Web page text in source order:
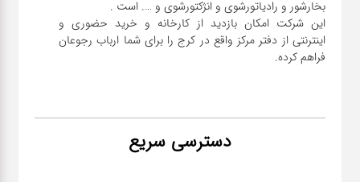
این شرکت امکان بازدید از کارخانه و خرید حضوری و
اینترنتی از دفتر مرکز واقع در کرج را برای شما ارباب رجوعان
فراهم کرده.
دسترسی سریع